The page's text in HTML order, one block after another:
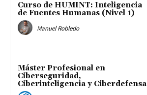
Curso de HUMINT: Inteligencia
de Fuentes Humanas (Nivel 1)
Manuel Robledo
Máster Profesional en
Ciberseguridad,
Ciberinteligencia y Ciberdefensa